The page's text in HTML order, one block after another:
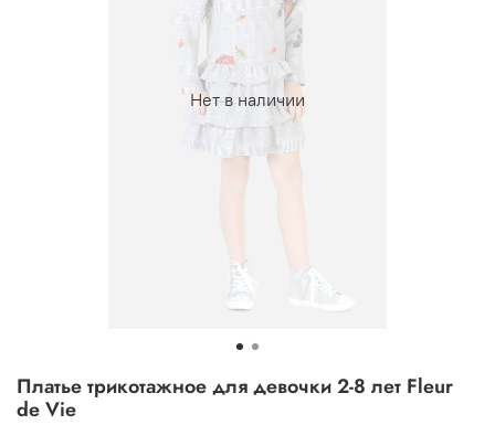
Нет в наличии
Платье трикотажное для девочки 2-8 лет Fleur
de Vie